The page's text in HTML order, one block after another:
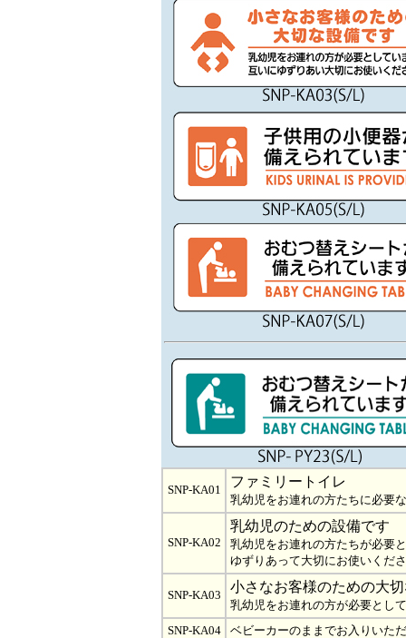
SNP-KA01
ファミリートイレ
乳幼児をお連れの方たちに必要
SNP-KA02
乳幼児のための設備です
乳幼児をお連れの方たちが必要
ゆずりあって大切にお使いくだ
SNP-KA03
小さなお客様のための大
乳幼児をお連れの方が必要とし
SNP-KA04
ベビーカーのままでお入りいた